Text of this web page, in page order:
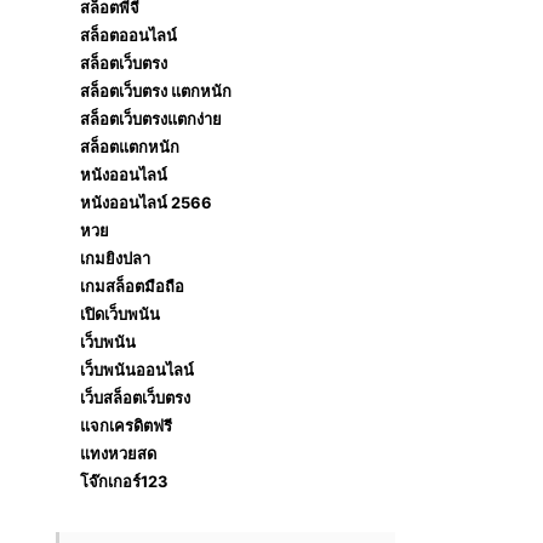
สล็อตพีจี
สล็อตออนไลน์
สล็อตเว็บตรง
สล็อตเว็บตรง แตกหนัก
สล็อตเว็บตรงแตกง่าย
สล็อตแตกหนัก
หนังออนไลน์
หนังออนไลน์ 2566
หวย
เกมยิงปลา
เกมสล็อตมือถือ
เปิดเว็บพนัน
เว็บพนัน
เว็บพนันออนไลน์
เว็บสล็อตเว็บตรง
แจกเครดิตฟรี
แทงหวยสด
โจ๊กเกอร์123